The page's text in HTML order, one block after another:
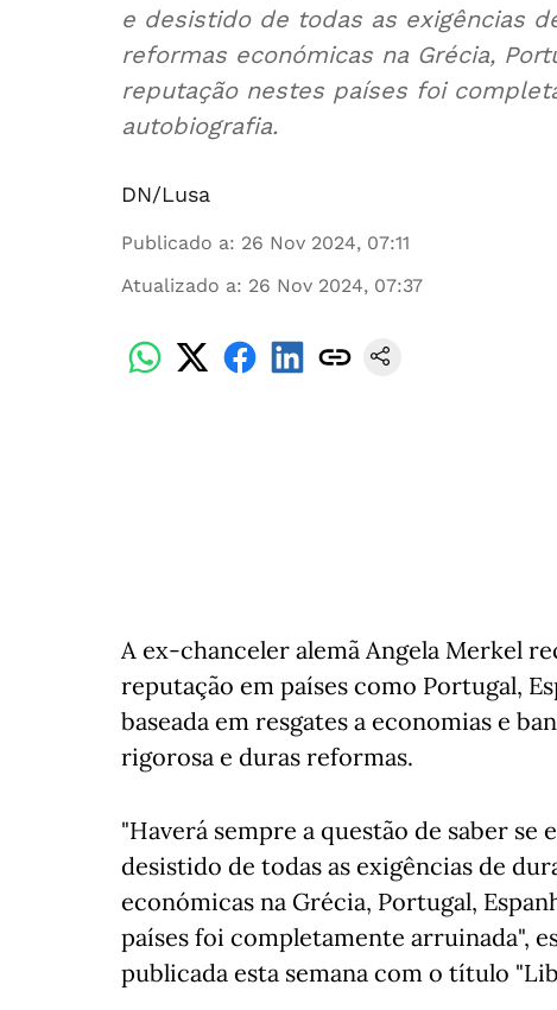
e desistido de todas as exigências
reformas económicas na Grécia,
reputação nestes países foi
autobiografia.
DN/Lusa
Publicado a: 26 Nov 2024, 07:11
Atualizado a: 26 Nov 2024, 07:37
A ex-chanceler alemã Angela Merkel
reputação em países como Portugal,
baseada em resgates a economias e
rigorosa e duras reformas.
"Haverá sempre a questão de saber
desistido de todas as exigências de
económicas na Grécia, Portugal,
países foi completamente arruinada",
publicada esta semana com o título